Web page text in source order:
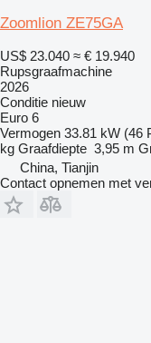
Zoomlion ZE75GA
US$ 23.040 ≈ € 19.940
Rupsgraafmachine
2026
Conditie nieuw
Euro 6
Vermogen 33.81 kW (46
kg Graafdiepte 3,95 m
China, Tianjin
Contact opnemen met